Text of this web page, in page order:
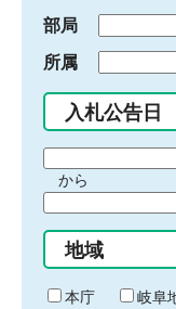
部局
所属
入札公告日
間
始
り
から
間
終
わ
地域
本庁
岐阜